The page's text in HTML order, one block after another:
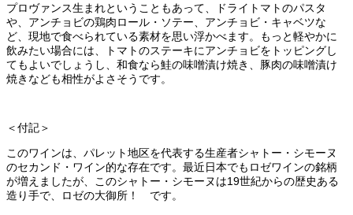
プロヴァンス生まれということもあって、ドライトマトのパスタ
や、アンチョビの鶏肉ロール・ソテー、アンチョビ・キャベツな
ど、現地で食べられている素材を思い浮かべます。もっと軽やかに
飲みたい場合には、トマトのステーキにアンチョビをトッピングし
てもよいでしょうし、和食なら鮭の味噌漬け焼き、豚肉の味噌漬け
焼きなども相性がよさそうです。
＜付記＞
このワインは、パレット地区を代表する生産者シャトー・シモーヌ
のセカンド・ワイン的な存在です。最近日本でもロゼワインの銘柄
が増えましたが、このシャトー・シモーヌは19世紀からの歴史ある
造り手で、ロゼの大御所！ です。